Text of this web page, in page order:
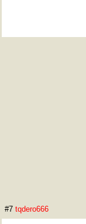
#7 tqdero666